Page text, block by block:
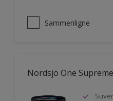
Sammenligne
Nordsjö One Supreme